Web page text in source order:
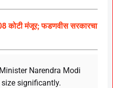
कोटी मंजूर; फडणवीस सरकारचा
Narendra Modi
significantly.